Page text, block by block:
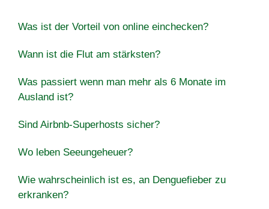
Was ist der Vorteil von online einchecken?
Wann ist die Flut am stärksten?
Was passiert wenn man mehr als 6 Monate im
Ausland ist?
Sind Airbnb-Superhosts sicher?
Wo leben Seeungeheuer?
Wie wahrscheinlich ist es, an Denguefieber zu
erkranken?